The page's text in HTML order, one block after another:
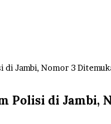
Jambi, Nomor 3
Polisi di Jambi,